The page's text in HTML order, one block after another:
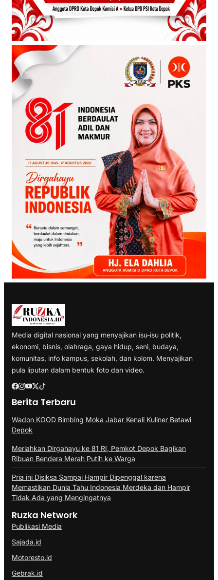
Media digital nasional yang menyajikan isu-isu politik,
ekonomi, bisnis, olahraga, gaya hidup, seni, budaya,
komunitas, info kampus, sekolah, dan kolom. Menyajikan
pula liputan dalam bentuk foto dan video.
Berita Terbaru
Wadon KOOD Bimbing Moka Jabar Kenali Kuliner Betawi
Depok
Meriahkan Dirgahayu ke 81 RI, Pemkot Depok Bagikan
Ribuan Bendera Merah Putih ke Warga
Pria ini Disiksa Sampai Hampir Dipenggal karena
Memastikan Dunia Tahu Indonesia Merdeka dan Hampir
Tidak Ada yang Mengingatnya
Ruzka Network
Publikasi Media
Sajada.id
Motoresto.id
Gebrak.id